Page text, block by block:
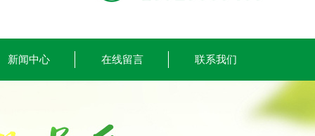
新闻中心 在线留言 联系我们